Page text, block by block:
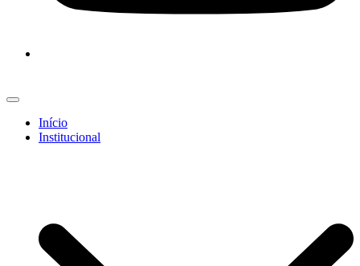
Início
Institucional